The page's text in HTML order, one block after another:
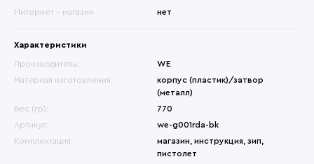
Интернет - магазин нет
Характеристики
Производитель:
WE
Материал изготовления:
корпус (пластик)/затвор
(металл)
Вес (гр):
770
Артикул:
we-g001rda-bk
Комплектация:
магазин, инструкция, зип,
пистолет